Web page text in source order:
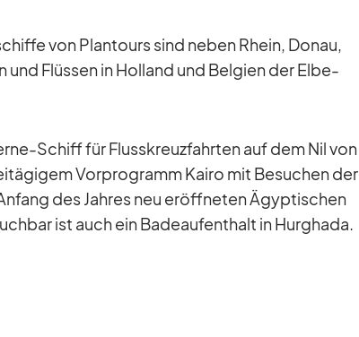
von Plan­tours sind ne­ben Rhein, Do­nau,
und Flüs­sen in Hol­land und Bel­gien der Elbe-
Schiff für Fluss­kreuz­fahr­ten auf dem Nil von
Vor­pro­gramm Kairo mit Be­su­chen der
des Jah­res neu er­öff­ne­ten Ägyp­ti­schen
ist auch ein Ba­de­auf­ent­halt in Hurghada.